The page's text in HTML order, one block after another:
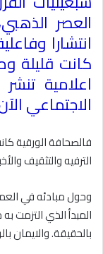
العصر
انتشارا
كانت قليلة
اعلامية
الاجتماعي
فالصحافة الورقية
الترفيه والتثقيف
وحول مبادئه في
المبدأ الذي التزمت
بالحقيقة. والايمان